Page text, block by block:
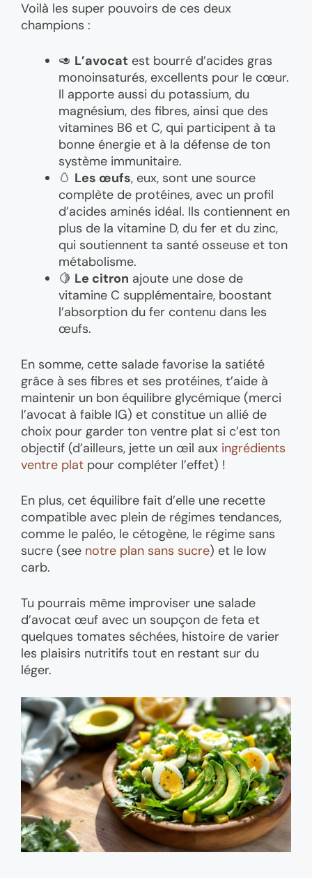
Voilà les super pouvoirs de ces deux
champions :
🥑 L’avocat est bourré d’acides gras
monoinsaturés, excellents pour le cœur.
Il apporte aussi du potassium, du
magnésium, des fibres, ainsi que des
vitamines B6 et C, qui participent à ta
bonne énergie et à la défense de ton
système immunitaire.
🥚 Les œufs, eux, sont une source
complète de protéines, avec un profil
d’acides aminés idéal. Ils contiennent en
plus de la vitamine D, du fer et du zinc,
qui soutiennent ta santé osseuse et ton
métabolisme.
🍋 Le citron ajoute une dose de
vitamine C supplémentaire, boostant
l’absorption du fer contenu dans les
œufs.
En somme, cette salade favorise la satiété
grâce à ses fibres et ses protéines, t’aide à
maintenir un bon équilibre glycémique (merci
l’avocat à faible IG) et constitue un allié de
choix pour garder ton ventre plat si c’est ton
objectif (d’ailleurs, jette un œil aux ingrédients
ventre plat pour compléter l’effet) !
En plus, cet équilibre fait d’elle une recette
compatible avec plein de régimes tendances,
comme le paléo, le cétogène, le régime sans
sucre (see notre plan sans sucre) et le low
carb.
Tu pourrais même improviser une salade
d’avocat œuf avec un soupçon de feta et
quelques tomates séchées, histoire de varier
les plaisirs nutritifs tout en restant sur du
léger.